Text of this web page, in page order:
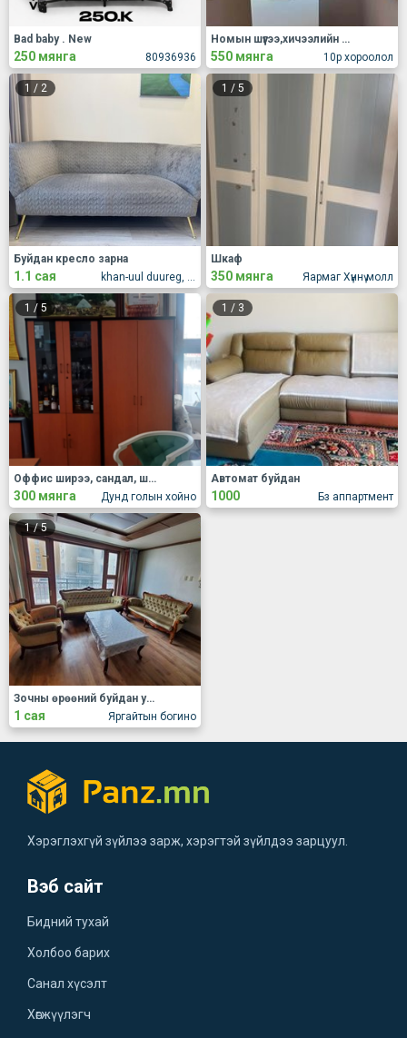
80936936
Bad baby . New
250 мянга 10р хороолол
Номын шүүгээ,хичээлийн ширээ
550 мянга
1 / 2
khan-uul duureg, 15r khoroo, Buti town hothon, 108r bair, 1r orts, 5davhart, 38r toot
Буйдан кресло зарна
1.1 сая
1 / 5
Яармаг Хүннү молл
Шкаф
350 мянга
1 / 5
Дунд голын хойно
Оффис ширээ, сандал, шкаф, тавилга зарна.
300 мянга
1 / 3
Бз аппартмент
Автомат буйдан
1000
1/5
Яргайтын богино
Зочны өрөөний буйдан унтлагын ор гэр ахуйн цахилгаан хэрэгсэл бусад дагалдах хэрэгсэл үнэ тохирч зар
1 сая
Хэрэглэхгүй зүйлээ зарж, хэрэгтэй зүйлдээ зарцуул.
Вэб сайт
Бидний тухай
Холбоо барих
Санал хүсэлт
Хөгжүүлэгч